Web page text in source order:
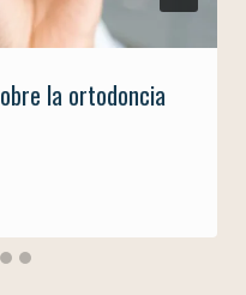
la ortodoncia